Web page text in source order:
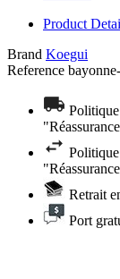
Product
Brand Koegui
Reference
Retrait
Port